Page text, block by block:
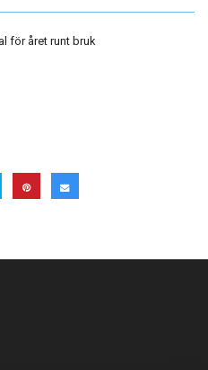
för året runt bruk